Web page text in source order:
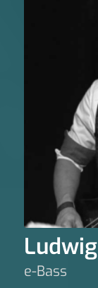
Ludwig
e-Bass